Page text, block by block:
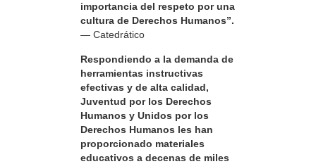
importancia del respeto por una
cultura de Derechos Humanos”.
— Catedrático
Respondiendo a la demanda de
herramientas instructivas
efectivas y de alta calidad,
Juventud por los Derechos
Humanos y Unidos por los
Derechos Humanos les han
proporcionado materiales
educativos a decenas de miles